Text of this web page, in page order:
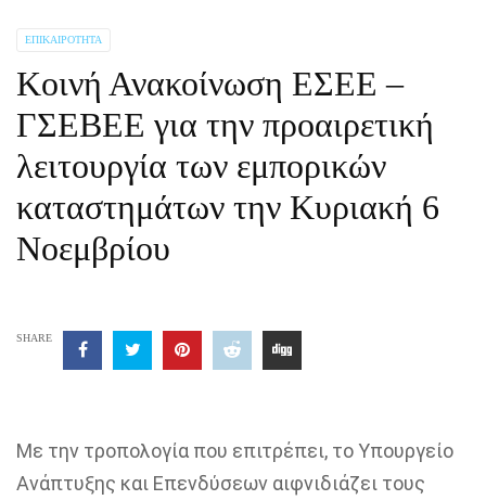
ΕΠΙΚΑΙΡΌΤΗΤΑ
Κοινή Ανακοίνωση ΕΣΕΕ –
ΓΣΕΒΕΕ για την προαιρετική
λειτουργία των εμπορικών
καταστημάτων την Κυριακή 6
Νοεμβρίου
SHARE
Με την τροπολογία που επιτρέπει, το Υπουργείο
Ανάπτυξης και Επενδύσεων αιφνιδιάζει τους